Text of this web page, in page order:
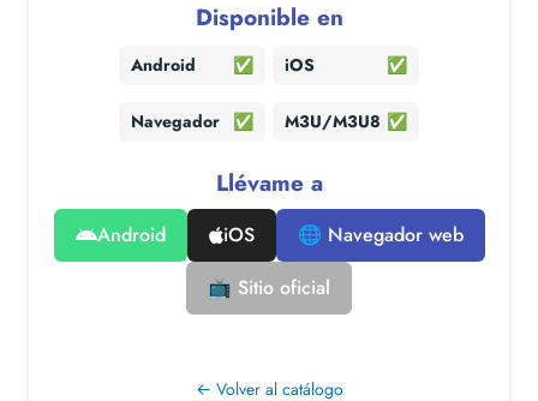
Disponible en
Android ✅ iOS ✅
Navegador ✅ M3U/M3U8 ✅
Llévame a
Android iOS
🌐 Navegador web
📺 Sitio oficial
← Volver al catálogo